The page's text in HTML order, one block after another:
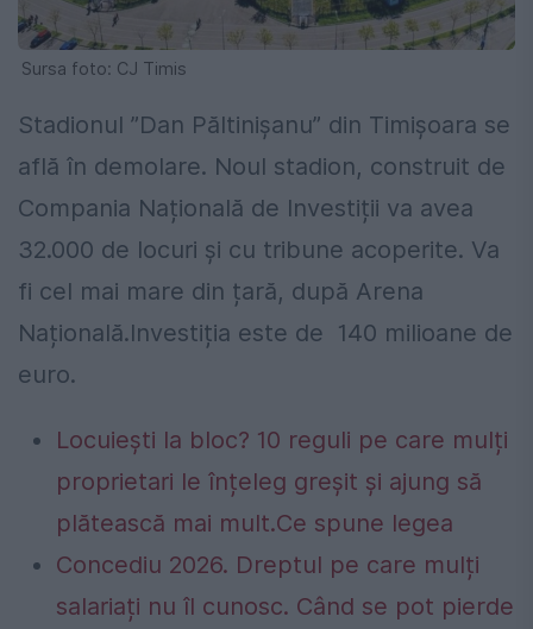
Sursa foto: CJ Timis
Stadionul ”Dan Păltinișanu” din Timișoara se
află în demolare. Noul stadion, construit de
Compania Națională de Investiții va avea
32.000 de locuri și cu tribune acoperite. Va
fi cel mai mare din țară, după Arena
Națională.Investiția este de 140 milioane de
euro.
Locuiești la bloc? 10 reguli pe care mulți
proprietari le înțeleg greșit și ajung să
plătească mai mult.Ce spune legea
Concediu 2026. Dreptul pe care mulți
salariați nu îl cunosc. Când se pot pierde